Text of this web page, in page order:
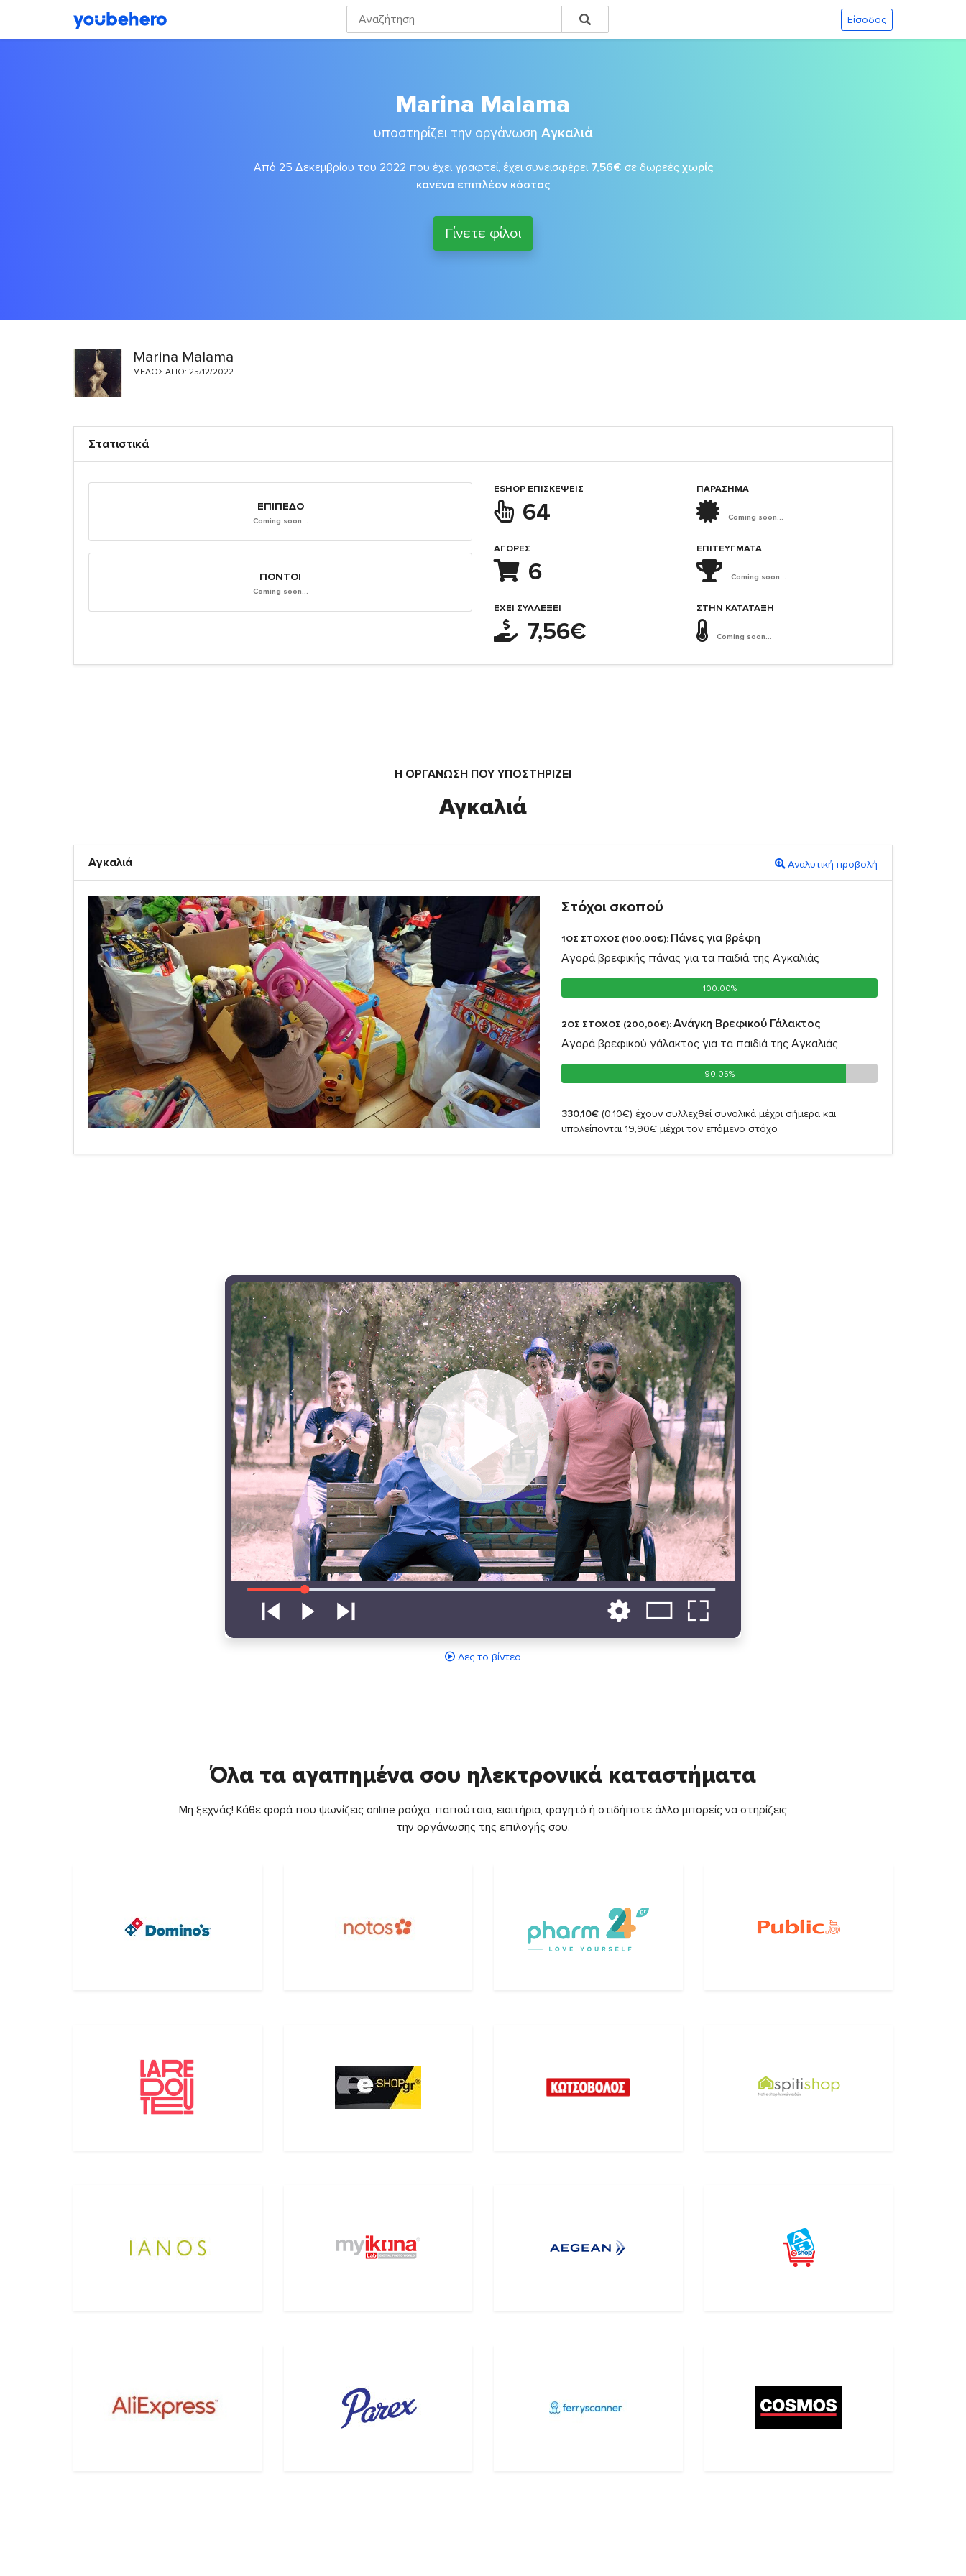
Είσοδος
Marina Malama
υποστηρίζει την οργάνωση Αγκαλιά
Από 25 Δεκεμβρίου του 2022 που έχει γραφτεί, έχει συνεισφέρει 7,56€ σε δωρεές χωρίς
κανένα επιπλέον κόστος
Γίνετε φίλοι
Marina Malama
ΜΈΛΟΣ ΑΠΌ: 25/12/2022
Στατιστικά
ΕΠΊΠΕΔΟ
Coming soon...
ΠΌΝΤΟΙ
Coming soon...
ESHOP ΕΠΙΣΚΈΨΕΙΣ
64
ΑΓΟΡΈΣ
6
ΈΧΕΙ ΣΥΛΛΈΞΕΙ
7,56€
ΠΑΡΑΣΗΜΑ
Coming soon...
ΕΠΙΤΕΎΓΜΑΤΑ
Coming soon...
ΣΤΗΝ ΚΑΤΆΤΑΞΗ
Coming soon...
Η ΟΡΓΆΝΩΣΗ ΠΟΥ ΥΠΟΣΤΗΡΙΖΕΙ
Αγκαλιά
Αγκαλιά Αναλυτική προβολή
Στόχοι σκοπού
1ΟΣ ΣΤΟΧΟΣ (100,00€): Πάνες για βρέφη
Αγορά βρεφικής πάνας για τα παιδιά της Αγκαλιάς
100.00%
100.00%
2ΟΣ ΣΤΟΧΟΣ (200,00€):Ανάγκη Βρεφικού Γάλακτος
Αγορά βρεφικού γάλακτος για τα παιδιά της Αγκαλιάς
90.05%
90.05%
330,10€ (0,10€) έχουν συλλεχθεί συνολικά μέχρι σήμερα και
υπολείπονται 19,90€ μέχρι τον επόμενο στόχο
Δες το βίντεο
Όλα τα αγαπημένα σου ηλεκτρονικά καταστήματα
Μη ξεχνάς! Κάθε φορά που ψωνίζεις online ρούχα, παπούτσια, εισιτήρια, φαγητό ή οτιδήποτε άλλο μπορείς να στηρίζεις
την οργάνωσης της επιλογής σου.